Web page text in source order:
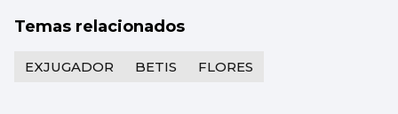
Temas relacionados
EXJUGADOR BETIS FLORES